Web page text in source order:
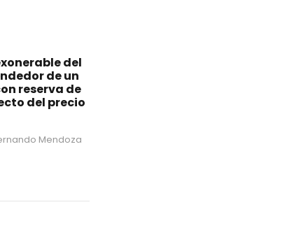
del
de un
reserva de
del precio
Mendoza